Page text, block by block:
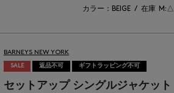
カラー：BEIGE / 在庫 M:△
BARNEYS NEW YORK
SALE 返品不可 ギフトラッピング不可
セットアップ シングルジャケット